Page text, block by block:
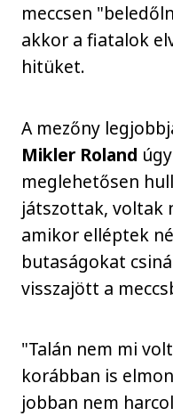
meccsen
akkor a fiatalok
hitüket.
A mezőny
Mikler Roland
meglehetősen
játszottak, voltak
amikor elléptek
butaságokat
visszajött a
"Talán nem mi
korábban is
jobban nem